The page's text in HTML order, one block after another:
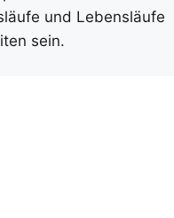
und Lebensläufe
sein.